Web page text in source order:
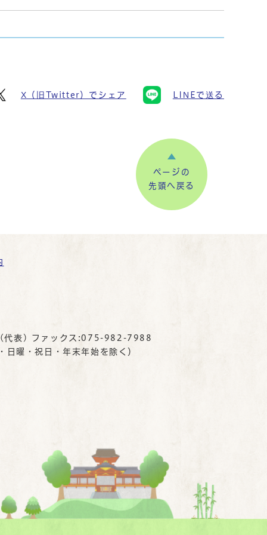
X（旧Twitter）でシェア LINEで送る
ページの
先頭へ戻る
代表) ファックス:075-982-7988
曜・祝日・年末年始を除く）